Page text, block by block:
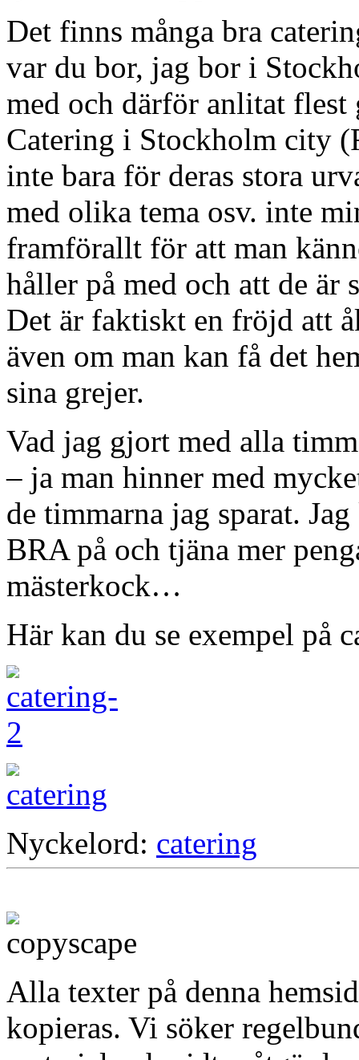
Det finns många bra
var du bor, jag bor i
med och därför anlitat
Catering i Stockholm city
inte bara för deras stora
med olika tema osv. inte
framförallt för att man
håller på med och att de är
Det är faktiskt en fröjd att
även om man kan få det
sina grejer.
Vad jag gjort med alla
– ja man hinner med
de timmarna jag sparat.
BRA på och tjäna mer
mästerkock…
Här kan du se exempel på
Nyckelord: catering
Alla texter på denna
kopieras. Vi söker